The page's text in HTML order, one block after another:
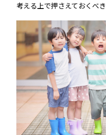
考える上で押さえておくべ
宿泊施設での運用に
無人・省人運営の宿泊
ホテルや宿泊施設に導
とポイントを解説
Apple ウォレットを使
は？